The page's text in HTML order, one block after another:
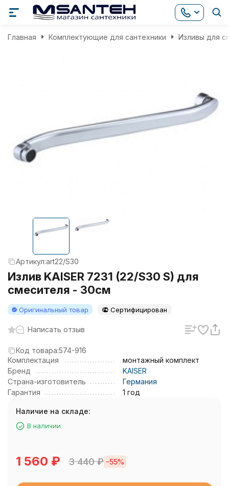
Главная Комплектующие для сантехники Изливы для
Артикул:art22/S30
Излив KAISER 7231 (22/S30 S) для
смесителя - 30см
Оригинальный товар Сертифицирован
Написать отзыв
Код товара:574-916
Комплектация
монтажный комплект
Бренд
KAISER
Страна-изготовитель
Германия
Гарантия
1 год
Наличие на складе:
В наличии
1 560 ₽ 3 440₽ -55%